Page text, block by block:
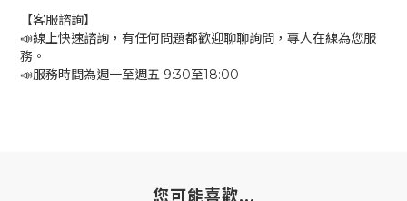
【客服諮詢】
📣線上快速諮詢，有任何問題都歡迎聊聊詢問，專人在線為您服
務。
📣服務時間為週一至週五 9:30至18:00
您可能喜歡...